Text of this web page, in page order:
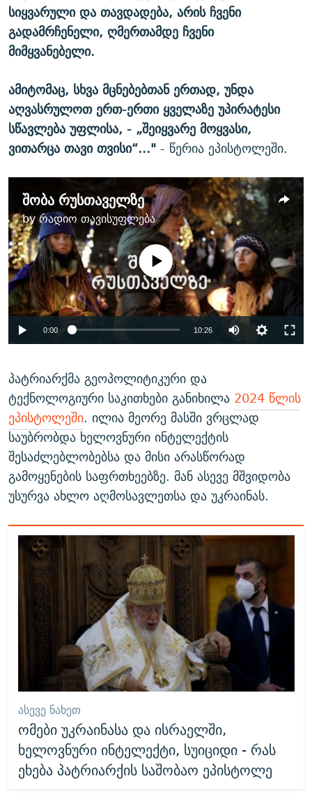
სიყვარული და თავდადება, არის ჩვენი
გადამრჩენელი, ღმერთამდე ჩვენი
მიმყვანებელი.
ამიტომაც, სხვა მცნებებთან ერთად, უნდა
აღვასრულოთ ერთ-ერთი ყველაზე უპირატესი
სწავლება უფლისა, - „შეიყვარე მოყვასი,
ვითარცა თავი თვისი“..."- წერია ეპისტოლეში.
შობა რუსთაველზე
byრადიო თავისუფლება
Auto 240p 360p 480p
720p 1080p
No media source currently
available
0:00 10:26
480p
1080p
პატრიარქმა გეოპოლიტიკური და
ტექნოლოგიური საკითხები განიხილა 2024 წლის
ეპისტოლეში. ილია მეორე მასში ვრცლად
საუბრობდა ხელოვნური ინტელექტის
შესაძლებლობებსა და მისი არასწორად
გამოყენების საფრთხეებზე. მან ასევე მშვიდობა
უსურვა ახლო აღმოსავლეთსა და უკრაინას.
ᲐᲡᲔᲕᲔ ᲜᲐᲮᲔᲗ
ომები უკრაინასა და ისრაელში,
ხელოვნური ინტელექტი, სუიციდი - რას
ეხება პატრიარქის საშობაო ეპისტოლე